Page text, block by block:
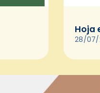
Hoja
28/07/